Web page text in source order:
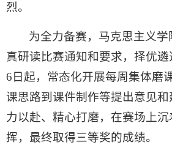
烈。
为全力备赛，马克思主义
真研读比赛通知和要求，择优遴
6日起，常态化开展每周集体磨
课思路到课件制作等提出意见
力以赴、精心打磨，在赛场上
挥，最终取得三等奖的成绩。